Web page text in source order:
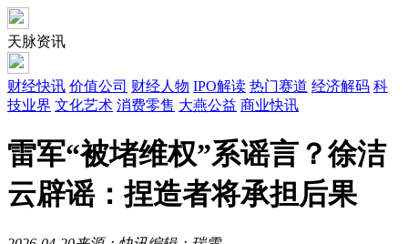
天脉资讯
财经快讯 价值公司 财经人物 IPO解读 热门赛道 经济解码 科
技业界 文化艺术 消费零售 大燕公益 商业快讯
雷军“被堵维权”系谣言？徐洁
云辟谣：捏造者将承担后果